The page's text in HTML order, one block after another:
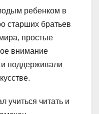
ребенком в
старших братьев
простые
внимание
поддерживали
учиться читать и